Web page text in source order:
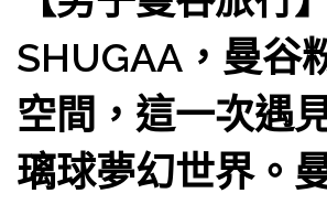
SHUGAA，曼谷
空間，這一次遇
璃球夢幻世界。